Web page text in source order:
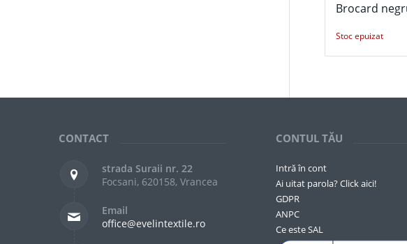
Brocard
Stoc epuizat
CONTACT
strada Suraii nr. 22
Focsani, 620158, Vrancea
Email
office@evelintextile.ro
CONTUL TĂU
Intră în cont
Ai uitat parola? Click aici!
GDPR
ANPC
Ce este SAL